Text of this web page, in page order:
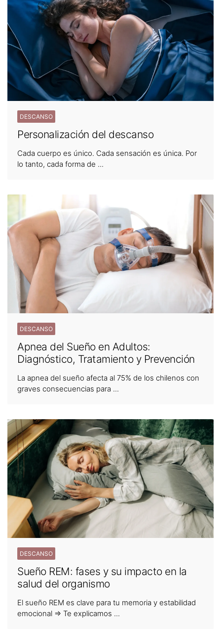
DESCANSO
Personalización del descanso
Cada cuerpo es único. Cada sensación es única. Por
lo tanto, cada forma de ...
DESCANSO
Apnea del Sueño en Adultos:
Diagnóstico, Tratamiento y Prevención
La apnea del sueño afecta al 75% de los chilenos con
graves consecuencias para ...
DESCANSO
Sueño REM: fases y su impacto en la
salud del organismo
El sueño REM es clave para tu memoria y estabilidad
emocional ⇒ Te explicamos ...